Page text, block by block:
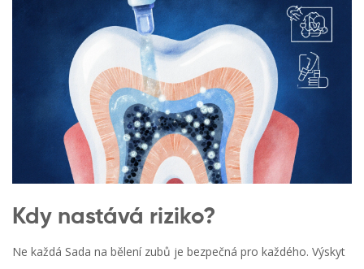
Kdy nastává riziko?
Ne každá Sada na bělení zubů je bezpečná pro každého. Výskyt